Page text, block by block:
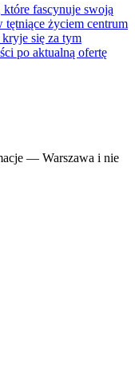
fascynuje swoją
tętniące życiem centrum
się za tym
po aktualną ofertę
— Warszawa i nie